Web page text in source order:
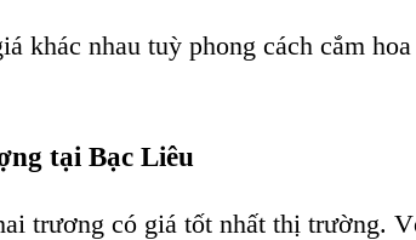
khác nhau tuỳ phong cách cắm hoa
tại Bạc Liêu
trương có giá tốt nhất thị trường.